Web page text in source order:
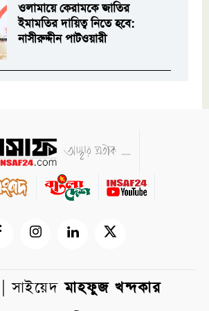
ওলামায়ে কেরামকে জাতির
ইমামতির দায়িত্ব নিতে হবে:
নাসীরুদ্দীন পাটওয়ারী
সাইয়েদমাহফুজ খন্দকার